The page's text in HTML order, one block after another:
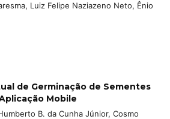
Luiz Felipe Naziazeno Neto, Ênio
de Germinação de Sementes
Mobile
B. da Cunha Júnior, Cosmo